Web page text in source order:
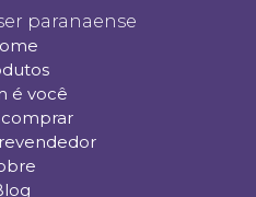
paranaense
é você